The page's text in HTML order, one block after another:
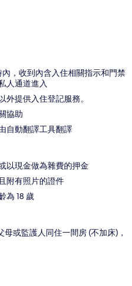
，收到內含入住相關指示和門禁
人通道進入
外提供入住登記服務。
協助
自動翻譯工具翻譯
以現金做為雜費的押金
附有照片的證件
為 18 歲
或監護人同住一間房 (不加床)，